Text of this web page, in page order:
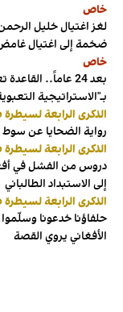
خاص
لغز اغتيال خليل
ضخمة إلى اغتيال
خاص
بعد 24 عاماً..
بـ"الاستراتيجية
الذكرى الرابعة
رواية الضحايا عن سوط
الذكرى الرابعة
دروس من الفشل في
إلى الاستبداد الطالباني
الذكرى الرابعة
حلفاؤنا خدعونا
الأفغاني يروي القصة